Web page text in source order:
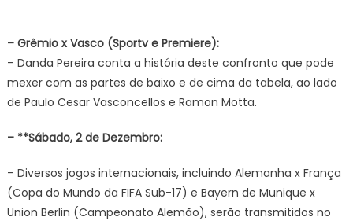
– Grêmio x Vasco (Sportv e Premiere):
– Danda Pereira conta a história deste confronto que pode
mexer com as partes de baixo e de cima da tabela, ao lado
de Paulo Cesar Vasconcellos e Ramon Motta.
– **Sábado, 2 de Dezembro:
– Diversos jogos internacionais, incluindo Alemanha x França
(Copa do Mundo da FIFA Sub-17) e Bayern de Munique x
Union Berlin (Campeonato Alemão), serão transmitidos no